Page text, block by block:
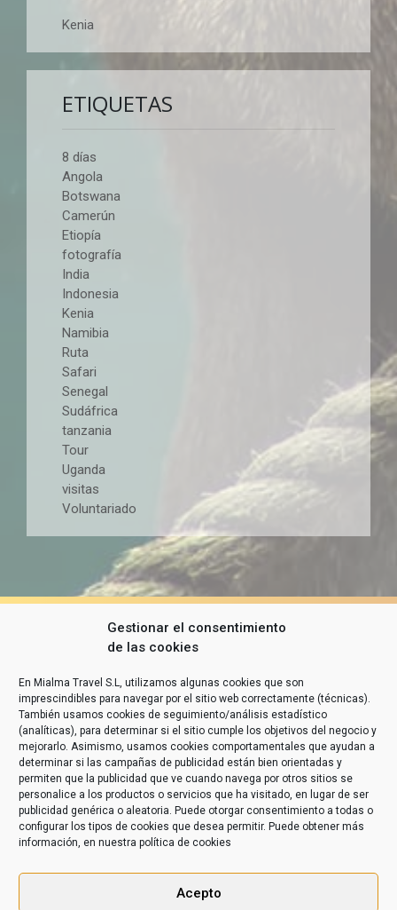
Gestionar el consentimiento
de las cookies
En Mialma Travel S.L, utilizamos algunas cookies que son
imprescindibles para navegar por el sitio web correctamente (técnicas).
También usamos cookies de seguimiento/análisis estadístico
(analíticas), para determinar si el sitio cumple los objetivos del negocio y
mejorarlo. Asimismo, usamos cookies comportamentales que ayudan a
determinar si las campañas de publicidad están bien orientadas y
permiten que la publicidad que ve cuando navega por otros sitios se
personalice a los productos o servicios que ha visitado, en lugar de ser
publicidad genérica o aleatoria. Puede otorgar consentimiento a todas o
configurar los tipos de cookies que desea permitir. Puede obtener más
información, en nuestra política de cookies
Acepto
Kenia
ETIQUETAS
8 días
Angola
Botswana
Camerún
Etiopía
fotografía
India
Indonesia
Kenia
Namibia
Ruta
Safari
Senegal
Sudáfrica
tanzania
Tour
Uganda
visitas
Voluntariado